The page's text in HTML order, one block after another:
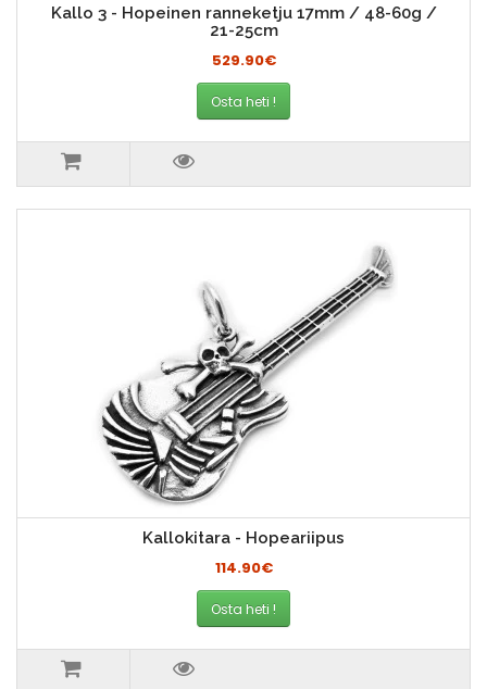
Kallo 3 - Hopeinen ranneketju 17mm / 48-60g /
21-25cm
529.90€
Osta heti !
Kallokitara - Hopeariipus
114.90€
Osta heti !